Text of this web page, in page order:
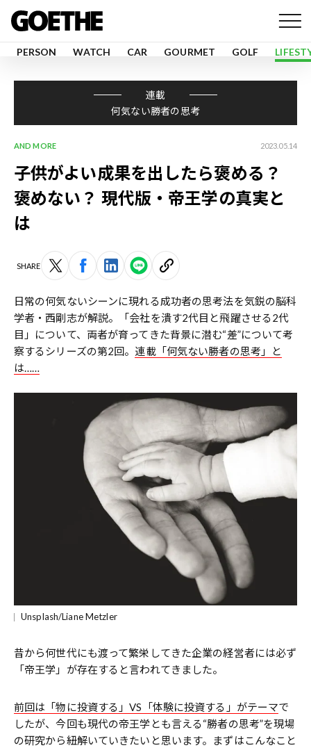
PERSON WATCH CAR GOURMET GOLF
連載
何気ない勝者の思考
AND MORE 2023.05.14
子供がよい成果を出したら褒める？
褒めない？ 現代版・帝王学の真実と
は
SHARE
日常の何気ないシーンに現れる成功者の思考法を気鋭の脳科
学者・西剛志が解説。「会社を潰す2代目と飛躍させる2代
目」について、両者が育ってきた背景に潜む“差”について考
察するシリーズの第2回。 連載「何気ない勝者の思考」と
は……
Unsplash/Liane Metzler
昔から何世代にも渡って繁栄してきた企業の経営者には必ず
「帝王学」が存在すると言われてきました。
前回は「物に投資する」VS「体験に投資する」がテーマで
したが、今回も現代の帝王学とも言える“勝者の思考”を現場
の研究から紐解いていきたいと思います。まずはこんなこと